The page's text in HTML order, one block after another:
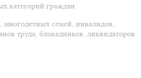
категорий граждан
многодетных семей, инвалидов,
труда, блокадников, ликвидаторов